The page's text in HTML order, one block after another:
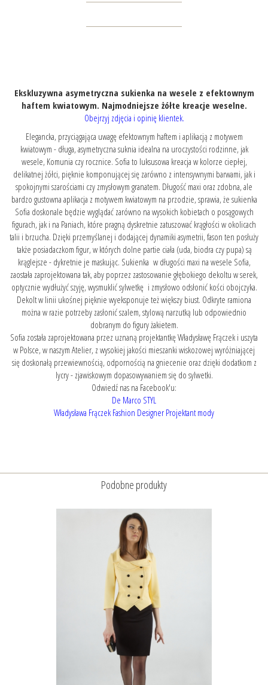
Ekskluzywna asymetryczna sukienka na wesele z efektownym
haftem kwiatowym. Najmodniejsze żółte kreacje weselne.
Obejrzyj zdjęcia i opinię klientek.
Elegancka, przyciągająca uwagę efektownym haftem i aplikacją z motywem
kwiatowym - długa, asymetryczna suknia idealna na uroczystości rodzinne, jak
wesele, Komunia czy rocznice. Sofia to luksusowa kreacja w kolorze ciepłej,
delikatnej żółci, pięknie komponującej się zarówno z intensywnymi barwami, jak i
spokojnymi szarościami czy zmysłowym granatem. Długość maxi oraz zdobna, ale
bardzo gustowna aplikacja z motywem kwiatowym na przodzie, sprawia, że sukienka
Sofia doskonale będzie wyglądać zarówno na wysokich kobietach o posągowych
figurach, jak i na Paniach, które pragną dyskretnie zatuszować krągłości w okolicach
talii i brzucha. Dzięki przemyślanej i dodającej dynamiki asymetrii, fason ten posłuży
także posiadaczkom figur, w których dolne partie ciała (uda, biodra czy pupa) są
krąglejsze - dykretnie je maskując. Sukienka w długości maxi na wesele Sofia,
zaostała zaprojektowana tak, aby poprzez zastosowanie głębokiego dekoltu w serek,
optycznie wydłużyć szyję, wysmuklić sylwetkę i zmysłowo odsłonić kości obojczyka.
Dekolt w linii ukośnej pięknie wyeksponuje też większy biust. Odkryte ramiona
można w razie potrzeby zasłonić szalem, stylową narzutką lub odpowiednio
dobranym do figuryżakietem.
Sofia została zaprojektowana przez uznaną projektantkę Władysławę Frączek i uszyta
w Polsce, w naszym Atelier, z wysokiej jakości mieszanki wiskozowej wyróżniającej
się doskonałą przewiewnością, odpornością na gniecenie oraz dzięki dodatkom z
lycry - zjawiskowym dopasowywaniem się do sylwetki.
Odwiedź nas na Facebook'u:
De Marco STYL
Władysława Frączek Fashion Designer Projektant mody
Podobne produkty